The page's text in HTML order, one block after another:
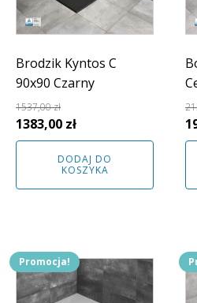
Brodzik Kyntos C
90x90 Czarny
1537,00zł
Pierwotna
cena
wynosiła:
1537,00 zł.
1383,00 złAktualna
cena
wynosi:
DODAJ DO
KOSZYKA
Promocja!